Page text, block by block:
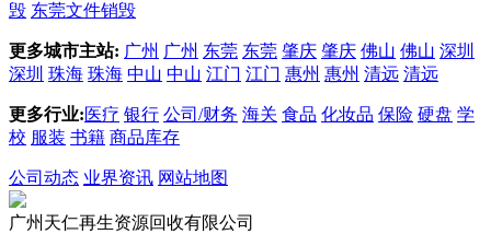
毁 东莞文件销毁
更多城市主站: 广州 广州 东莞 东莞 肇庆 肇庆 佛山 佛山 深圳
深圳 珠海 珠海 中山 中山 江门 江门 惠州 惠州 清远 清远
更多行业: 医疗 银行 公司/财务 海关 食品 化妆品 保险 硬盘 学
校 服装 书籍 商品库存
公司动态 业界资讯 网站地图
广州天仁再生资源回收有限公司